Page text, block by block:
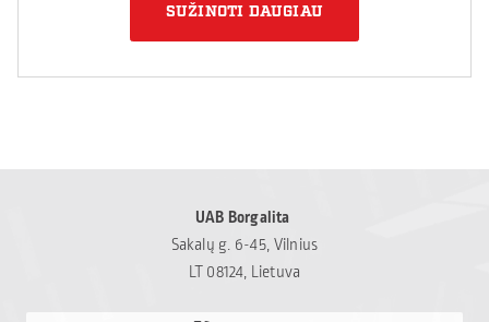
SUŽINOTI DAUGIAU
UAB Borgalita
Sakalų g. 6-45, Vilnius
LT 08124, Lietuva